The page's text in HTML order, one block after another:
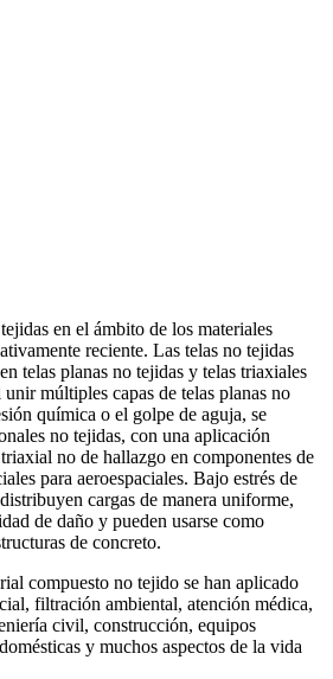
en el ámbito de los materiales
reciente. Las telas no tejidas
telas planas no tejidas y telas triaxiales
múltiples capas de telas planas no
química o el golpe de aguja, se
no tejidas, con una aplicación
no de hallazgo en componentes de
para aeroespaciales. Bajo estrés de
cargas de manera uniforme,
de daño y pueden usarse como
de concreto.
compuesto no tejido se han aplicado
filtración ambiental, atención médica,
civil, construcción, equipos
y muchos aspectos de la vida